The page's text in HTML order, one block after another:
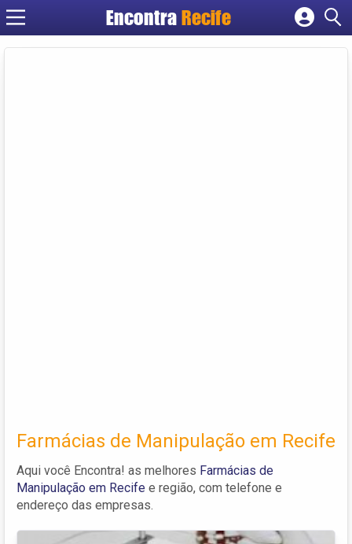
Encontra Recife
Cadastrar empresa
Farmácias de Manipulação em Recife
Aqui você Encontra! as melhores Farmácias de
Manipulação em Recife e região, com telefone e
endereço das empresas.